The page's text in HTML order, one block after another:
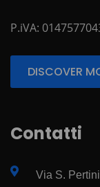
P.iVA:
DISCOVER
Contatti
Via S.